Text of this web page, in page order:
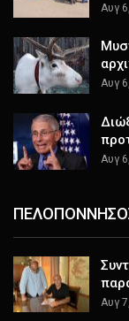
Αυγ
Αυγ
Αυγ
Αυγ